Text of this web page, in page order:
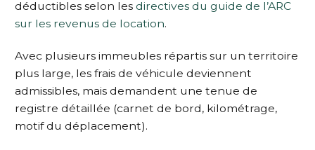
déductibles selon les directives du guide de l’ARC
sur les revenus de location.
Avec plusieurs immeubles répartis sur un territoire
plus large, les frais de véhicule deviennent
admissibles, mais demandent une tenue de
registre détaillée (carnet de bord, kilométrage,
motif du déplacement).